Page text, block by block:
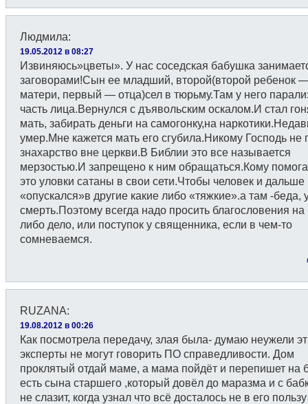
Людмила:
19.05.2012 в 08:27
Извиняюсь»цветы». У нас соседская бабушка
заговорами!Сын ее младший, второй(второй ребенок
матери, первый — отца)сел в тюрьму.Там у него
часть лица.Вернулся с дъявольским оскалом.И стал
мать, забирать деньги на самогонку,на
умер.Мне кажется мать его сгубила.Никому Господь не
знахарство вне церкви.В Библии это все называется
мерзостью.И запрещено к ним обращаться.Кому
это уловки сатаны в свои сети.Чтобы человек и дальше
«опускался»в другие какие либо «тяжкие».а там -беда,
смерть.Поэтому всегда надо просить благословения на
либо дело, или поступок у священника, если в чем-то
сомневаемся.
RUZANA:
19.08.2012 в 00:26
Как посмотрела передачу, злая была- думаю неужели
эксперты не могут говорить ПО справедливости. Дом
проклятый отдай маме, а мама пойдёт и перепишет на
есть сына старшего ,который довёл до маразма и с
не слазит, когда узнал что всё досталось не в его